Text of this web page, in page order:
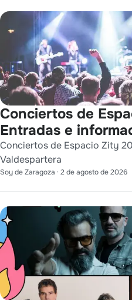
Conciertos de
Entradas e
Conciertos de Espacio Zity
Valdespartera
Soy de Zaragoza · 2 de agosto de 2026